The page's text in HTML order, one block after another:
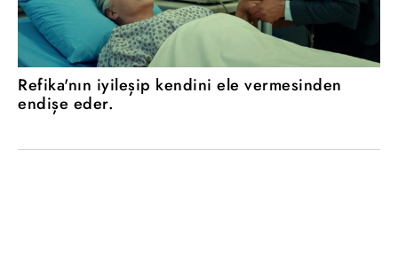
Refika'nın iyileşip kendini ele vermesinden
endişe eder.